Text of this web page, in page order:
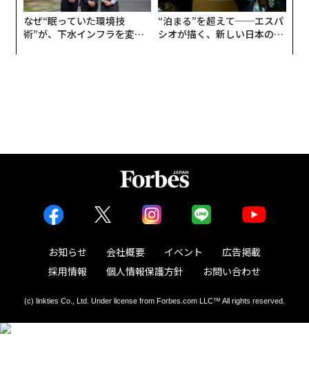
なぜ“眠っていた環境技
術”が、下水インフラを変え
“泊まる”を超えて──エスパ
シオが描く、新しい日本のラ
お知らせ 会社概要 イベント
広告掲載
採用情報
個人情報保護方針 お問い合わせ
(c) linkties Co., Ltd. Under license from Forbes.com LLC™ All rights reserved.